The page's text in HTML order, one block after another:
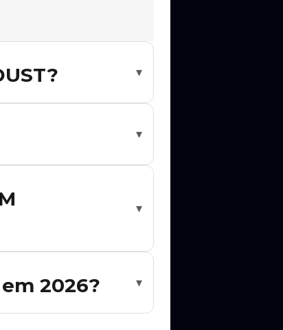
▾
▾
▾
2026? ▾
no Rolê Agora.